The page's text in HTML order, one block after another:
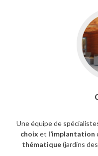
Une équipe de
choix et l’implantation
thématique(jardins